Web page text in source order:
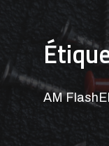
AM